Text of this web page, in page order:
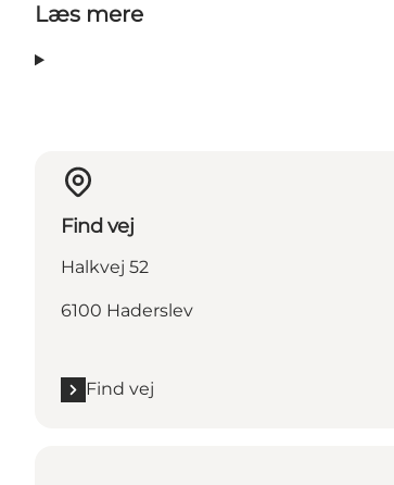
Læs mere
Find vej
Halkvej 52
6100 Haderslev
Find vej